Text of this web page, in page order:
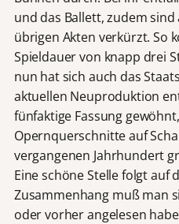
und das Ballett, zudem
übrigen Akten verkürzt. So
Spieldauer von knapp drei
nun hat sich auch das
aktuellen Neuproduktion
fünfaktige Fassung
Opernquerschnitte auf
vergangenen Jahrhundert
Eine schöne Stelle folgt auf
Zusammenhang muß man
oder vorher angelesen